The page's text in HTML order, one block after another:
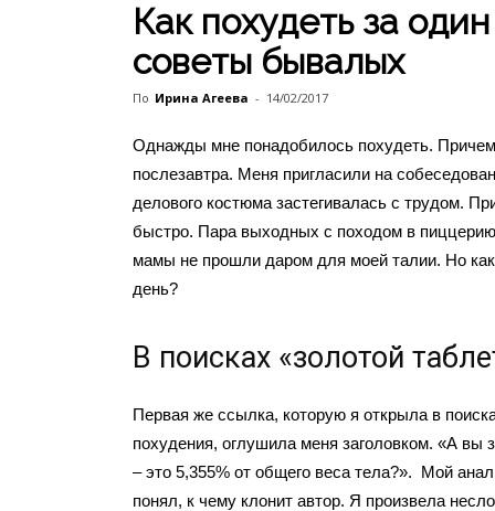
Как похудеть за
советы бывалых
По Ирина Агеева - 14/02/2017
Однажды мне понадобилось похудеть.
послезавтра. Меня пригласили на
делового костюма застегивалась с трудом.
быстро. Пара выходных с походом в пиццерию
мамы не прошли даром для моей талии. Но
день?
В поисках «золотой
Первая же ссылка, которую я открыла в
похудения, оглушила меня заголовком. «А вы
– это 5,355% от общего веса тела?». Мой
понял, к чему клонит автор. Я произвела